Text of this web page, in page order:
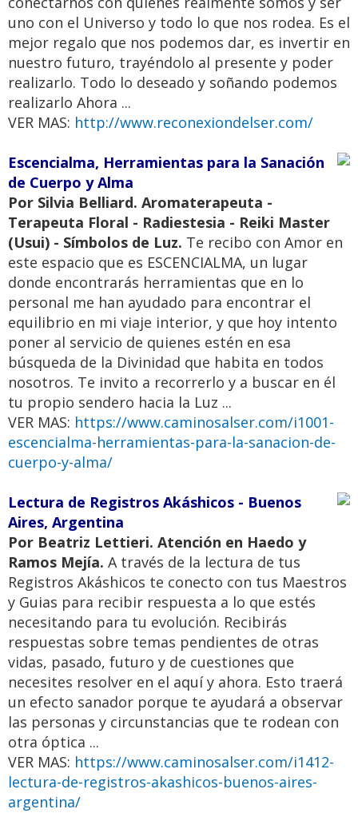
uno con el Universo y todo lo que nos rodea. Es el
mejor regalo que nos podemos dar, es invertir en
nuestro futuro, trayéndolo al presente y poder
realizarlo. Todo lo deseado y soñando podemos
realizarlo Ahora ...
VER MAS: http://www.reconexiondelser.com/
Escencialma, Herramientas para la Sanación
de Cuerpo y Alma
Por Silvia Belliard. Aromaterapeuta -
Terapeuta Floral - Radiestesia - Reiki Master
(Usui) - Símbolos de Luz. Te recibo con Amor en
este espacio que es ESCENCIALMA, un lugar
donde encontrarás herramientas que en lo
personal me han ayudado para encontrar el
equilibrio en mi viaje interior, y que hoy intento
poner al servicio de quienes estén en esa
búsqueda de la Divinidad que habita en todos
nosotros. Te invito a recorrerlo y a buscar en él
tu propio sendero hacia la Luz ...
VER MAS: https://www.caminosalser.com/i1001-
escencialma-herramientas-para-la-sanacion-de-
cuerpo-y-alma/
Lectura de Registros Akáshicos - Buenos
Aires, Argentina
Por Beatriz Lettieri. Atención en Haedo y
Ramos Mejía. A través de la lectura de tus
Registros Akáshicos te conecto con tus Maestros
y Guias para recibir respuesta a lo que estés
necesitando para tu evolución. Recibirás
respuestas sobre temas pendientes de otras
vidas, pasado, futuro y de cuestiones que
necesites resolver en el aquí y ahora. Esto traerá
un efecto sanador porque te ayudará a observar
las personas y circunstancias que te rodean con
otra óptica ...
VER MAS: https://www.caminosalser.com/i1412-
lectura-de-registros-akashicos-buenos-aires-
argentina/